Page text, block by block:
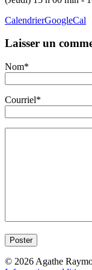
CalendrierGoogleCal
Laisser un
Nom*
Courriel*
© 2026 Agathe